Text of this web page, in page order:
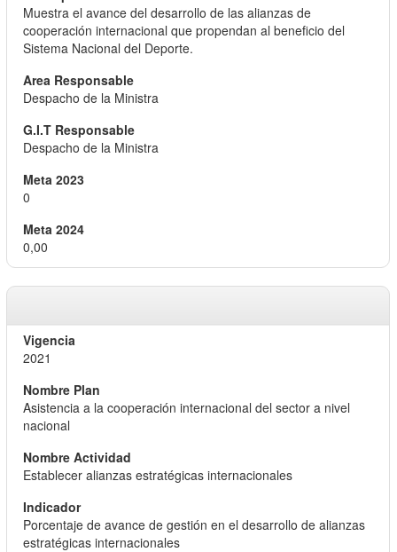
Muestra el avance del desarrollo de las alianzas de
cooperación internacional que propendan al beneficio del
Sistema Nacional del Deporte.
Despacho de la Ministra
Despacho de la Ministra
0
0,00
2021
Asistencia a la cooperación internacional del sector a nivel
nacional
Establecer alianzas estratégicas internacionales
Porcentaje de avance de gestión en el desarrollo de alianzas
estratégicas internacionales